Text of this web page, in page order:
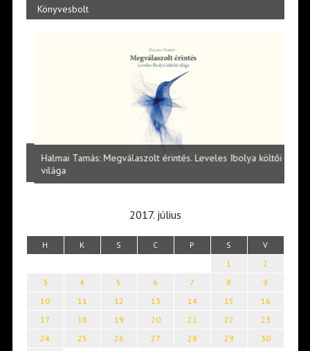
Könyvesbolt
Halmai Tamás: Megválaszolt érintés. Leveles Ibolya költői
világa
2017. július
H K S C P S V
1
2
3
4 5 6 7 8
9
10
11 12 13 14 15
16
17
18 19 20 21 22
23
24
25 26 27 28 29
30